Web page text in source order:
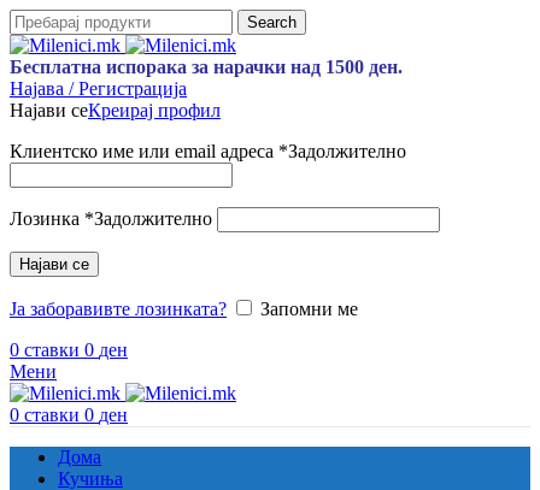
Search
Бесплатна испорака за нарачки над 1500 ден.
Најава / Регистрација
Најави сеКреирај профил
Клиентско име или email адреса *Задолжително
Лозинка *Задолжително
Најави се
Ја заборавивте лозинката?
Запомни ме
0 ставки 0 ден
Мени
0 ставки 0 ден
Дома
Кучиња